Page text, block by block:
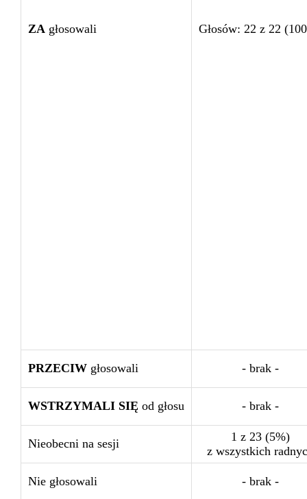
ZA głosowali Głosów: 22 z 22
PRZECIW głosowali - brak -
WSTRZYMALI SIĘ od głosu - brak -
Nieobecni na sesji
1 z 23 (5%)
z wszystkich
Nie głosowali - brak -